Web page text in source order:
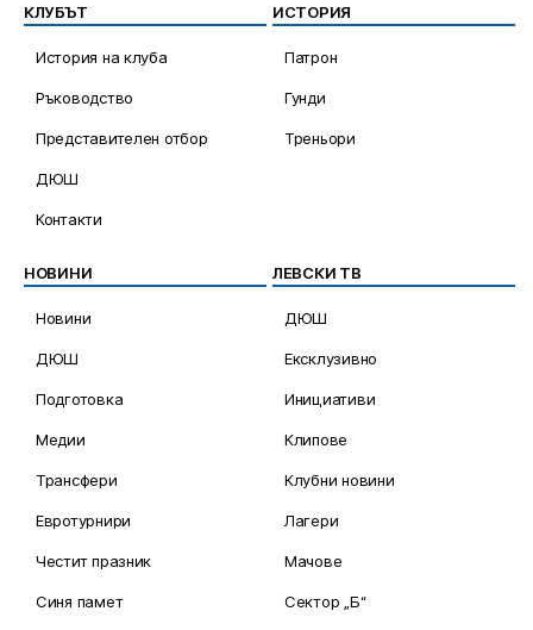
КЛУБЪТ
История на клуба
Ръководство
Представителен отбор
ДЮШ
Контакти
ИСТОРИЯ
Патрон
Гунди
Треньори
НОВИНИ
Новини
ДЮШ
Подготовка
Медии
Трансфери
Евротурнири
Честит празник
Синя памет
ЛЕВСКИ ТВ
ДЮШ
Ексклузивно
Инициативи
Клипове
Клубни новини
Лагери
Мачове
Сектор „Б“